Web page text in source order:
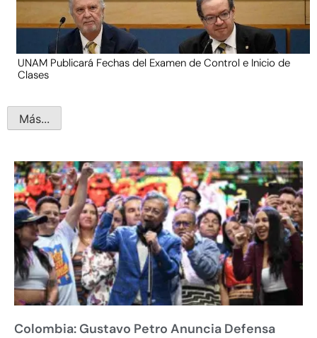
UNAM Publicará Fechas del Examen de Control e Inicio de
Clases
Más...
Colombia: Gustavo Petro Anuncia Defensa